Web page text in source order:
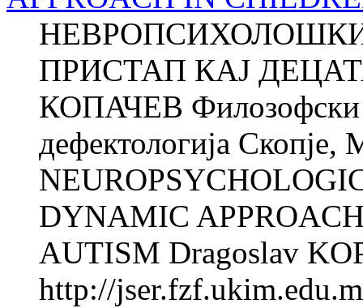
ПРИСТАП КАЈ
КОПАЧЕВ Филозофски
дефектологија Скопје,
DYNAMIC
AUTISM Dragoslav
http://